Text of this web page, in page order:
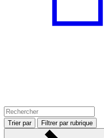
Trier par Filtrer par rubrique